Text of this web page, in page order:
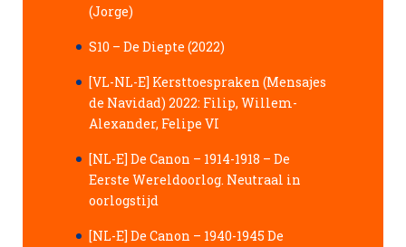
(Jorge)
S10 – De Diepte (2022)
[VL-NL-E] Kersttoespraken (Mensajes
de Navidad) 2022: Filip, Willem-
Alexander, Felipe VI
[NL-E] De Canon – 1914-1918 – De
Eerste Wereldoorlog. Neutraal in
oorlogstijd
[NL-E] De Canon – 1940-1945 De